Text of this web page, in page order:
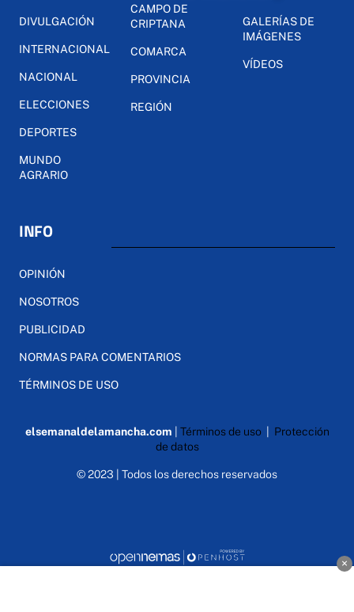
DIVULGACIÓN
INTERNACIONAL
NACIONAL
ELECCIONES
DEPORTES
MUNDO
AGRARIO
CAMPO DE
CRIPTANA
COMARCA
PROVINCIA
REGIÓN
GALERÍAS DE
IMÁGENES
VÍDEOS
INFO
OPINIÓN
NOSOTROS
PUBLICIDAD
NORMAS PARA COMENTARIOS
TÉRMINOS DE USO
elsemanaldelamancha.com | Términos de uso| Protección
de datos
© 2023 | Todos los derechos reservados
×